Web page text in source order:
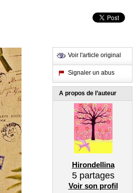
Voir l'article original
Signaler un abus
A propos de l’auteur
Hirondellina
5partages
Voir son profil